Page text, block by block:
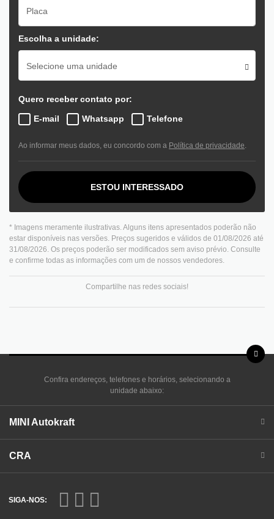
Escolha a unidade:
Selecione uma unidade
Quero receber contato por:
E-mail
Whatsapp Telefone
Ao informar meus dados, eu concordo com a Política de privacidade.
ESTOU INTERESSADO
* Imagens meramente ilustrativas. Alguns itens apresentados poderão não
estar disponíveis nas versões. Preços sugeridos e válidos de 01/08/2026 até
31/08/2026. Os preços poderão ser modificados sem aviso prévio. Consulte
e confirme todas as informações com um de nossos vendedores.
Compartilhe nas redes sociais!
Confira endereços, telefones e horários, selecionando a
unidade abaixo:
MINI Autokraft
CRA
SIGA-NOS: